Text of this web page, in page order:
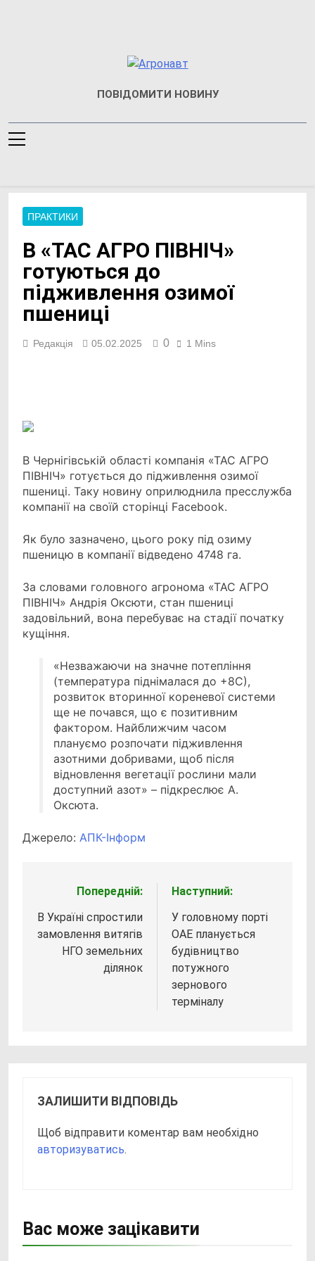
Агронавт
Новини Українського
ПОВІДОМИТИ НОВИНУ
ПРАКТИКИ
В «ТАС АГРО ПІВНІЧ»
готуються до
підживлення озимої
пшениці
Редакція 05.02.2025 0 1 Mins
В Чернігівській області компанія «ТАС АГРО
ПІВНІЧ» готується до підживлення озимої
пшениці. Таку новину оприлюднила пресслужба
компанії на своїй сторінці Facebook.
Як було зазначено, цього року під озиму
пшеницю в компанії відведено 4748 га.
За словами головного агронома «ТАС АГРО
ПІВНІЧ» Андрія Оксюти, стан пшениці
задовільний, вона перебуває на стадії початку
кущіння.
«Незважаючи на значне потепління
(температура піднімалася до +8С),
розвиток вторинної кореневої системи
ще не почався, що є позитивним
фактором. Найближчим часом
плануємо розпочати підживлення
азотними добривами, щоб після
відновлення вегетації рослини мали
доступний азот» – підкреслює А.
Оксюта.
Джерело: АПК-Інформ
Навігація
записів
Попередній:
В Україні спростили
замовлення витягів
НГО земельних
ділянок
Наступний:
У головному порті
ОАЕ планується
будівництво
потужного
зернового
терміналу
ЗАЛИШИТИ ВІДПОВІДЬ
Щоб відправити коментар вам необхідно
авторизуватись.
Вас може зацікавити